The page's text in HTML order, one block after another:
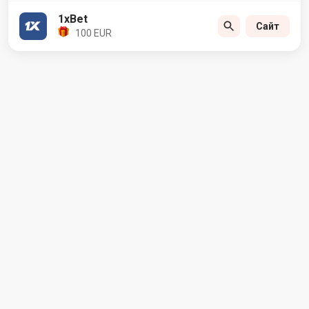
1xBet
100 EUR
Сайт